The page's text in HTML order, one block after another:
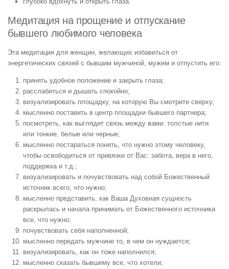
Медитация на прощение и отпускание
бывшего любимого человека
Эта медитация для женщин, желающих избавиться от
энергетических связей с бывшим мужчиной, мужем и отпустить его:
принять удобное положение и закрыть глаза;
расслабиться и дышать спокойно;
визуализировать площадку, на которую Вы смотрите сверху;
мысленно поставить в центр площадки бывшего партнера;
посмотреть, как выглядит связь между вами: толстые нити
или тонкие, белые или черные;
мысленно постараться понять, что нужно этому человеку,
чтобы освободиться от привязки от Вас: забота, вера в него,
поддержка и т.д.;
визуализировать и почувствовать над собой Божественный
источник всего, что нужно;
мысленно представить, как Ваша Духовная сущность
раскрылась и начала принимать от Божественного источника
все, что нужно;
почувствовать себя наполненной;
мысленно передать мужчине то, в чем он нуждается;
визуализировать, как он тоже наполнился;
мысленно сказать бывшему все, что хотели;